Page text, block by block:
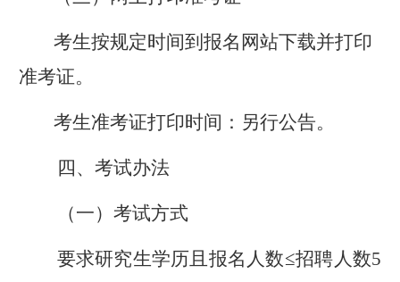
考生按规定时间到报名网站下载并打印
准考证。
考生准考证打印时间：另行公告。
四、 考试办法
（一）考试方式
要求研究生学历且报名人数≤招聘人数5